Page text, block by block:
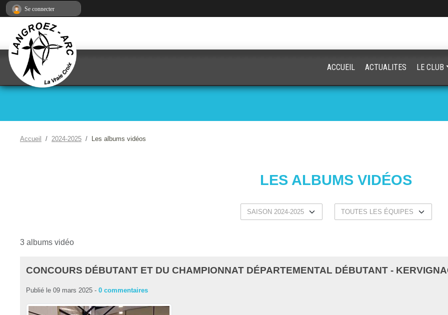
Accueil 2024-2025 Les albums vidéos
LES ALBUMS VIDÉOS
3 albums vidéo
CONCOURS DÉBUTANT ET DU CHAMPIONNAT DÉPARTEMENTAL DÉBUTANT -
Publié le 09 mars 2025 - 0 commentaires
ACCUEIL ACTUALITES LE CLUB
Se connecter
Panneau de gestion des cookies